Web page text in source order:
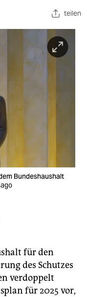
teilen
Bundeshaushalt
für den
des Schutzes
verdoppelt
für 2025 vor,